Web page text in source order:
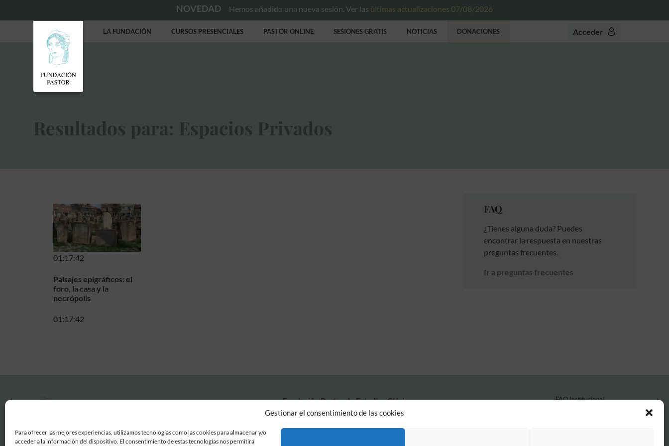
Gestionar el consentimiento de las cookies
Para ofrecer las mejores experiencias, utilizamos tecnologías como las cookies para almacenar y/o
acceder a la información del dispositivo. El consentimiento de estas tecnologías nos permitirá
NOVEDAD Hemos añadido una nueva sesión. Ver las últimas actualizaciones 07/08/2026
LA FUNDACIÓN CURSOS PRESENCIALES PASTOR ONLINE SESIONES GRATIS NOTICIAS DONACIONES Acceder
Resultados para: Espacios Privados
01:17:42
Paisajes epigráficos: el
foro, la casa y la
necrópolis
01:17:42
FAQ
¿Tienes alguna duda? Puedes
encontrar la respuesta en nuestras
preguntas frecuentes.
Ir a preguntas frecuentes
Fundación Pastor de Estudios Clásicos
Calle Serrano, 107. Madrid, 28006.
FAQ Institucional